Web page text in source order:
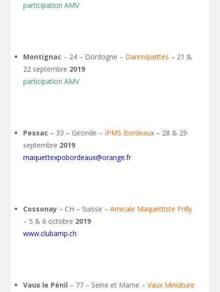
participation AMV
Montignac – 24 – Dordogne – Danmquettes – 21 &
22 septembre 2019
participation AMV
Pessac – 33 – Gironde – IPMS Bordeaux – 28 & 29
septembre 2019
maquettexpobordeaux@orange.fr
Cossonay – CH – Suisse –Amicale Maquettiste Prilly
– 5 & 6 octobre 2019
www.clubamp.ch
Vaux le Pénil – 77 – Seine et Marne –Vaux Miniature